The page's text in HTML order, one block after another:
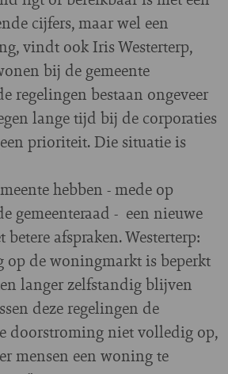
cijfers, maar wel een
vindt ook Iris Westerterp,
bij de gemeente
regelingen bestaan ongeveer
lange tijd bij de corporaties
prioriteit. Die situatie is
hebben - mede op
gemeenteraad - een nieuwe
betere afspraken. Westerterp:
op de woningmarkt is beperkt
langer zelfstandig blijven
deze regelingen de
doorstroming niet volledig op,
mensen een woning te